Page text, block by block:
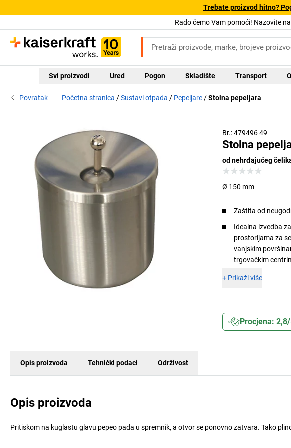
Trebate proizvod hitno?
Rado ćemo Vam pomoći! Nazovite
Svi proizvodi Ured Pogon Skladište Transport
Povratak Početna stranica Sustavi otpada Pepeljare Stolna pepeljara
Br.: 479496 49
Stolna
od nehrđajućeg
Ø 150 mm
Zaštita od
Idealna izvedba
prostorijama za
vanjskim
trgovačkim
+ Prikaži više
Procjena:
Opis proizvoda Tehnički podaci Održivost
Opis proizvoda
Pritiskom na kuglastu glavu pepeo pada u spremnik, a otvor se ponovno zatvara. Tako